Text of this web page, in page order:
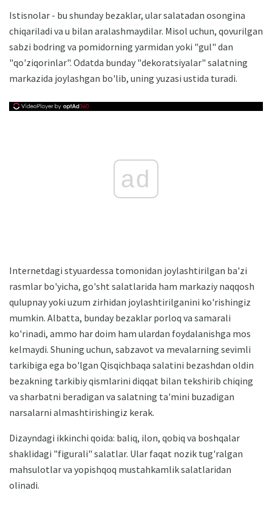
Istisnolar - bu shunday bezaklar, ular salatadan osongina
chiqariladi va u bilan aralashmaydilar. Misol uchun, qovurilgan
sabzi bodring va pomidorning yarmidan yoki "gul" dan
"qo'ziqorinlar". Odatda bunday "dekoratsiyalar" salatning
markazida joylashgan bo'lib, uning yuzasi ustida turadi.
ad
Internetdagi styuardessa tomonidan joylashtirilgan ba'zi
rasmlar bo'yicha, go'sht salatlarida ham markaziy naqqosh
qulupnay yoki uzum zirhidan joylashtirilganini ko'rishingiz
mumkin. Albatta, bunday bezaklar porloq va samarali
ko'rinadi, ammo har doim ham ulardan foydalanishga mos
kelmaydi. Shuning uchun, sabzavot va mevalarning sevimli
tarkibiga ega bo'lgan Qisqichbaqa salatini bezashdan oldin
bezakning tarkibiy qismlarini diqqat bilan tekshirib chiqing
va sharbatni beradigan va salatning ta'mini buzadigan
narsalarni almashtirishingiz kerak.
Dizayndagi ikkinchi qoida: baliq, ilon, qobiq va boshqalar
shaklidagi "figurali" salatlar. Ular faqat nozik tug'ralgan
mahsulotlar va yopishqoq mustahkamlik salatlaridan
olinadi.